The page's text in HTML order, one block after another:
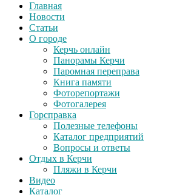
Главная
Новости
Статьи
О городе
Керчь онлайн
Панорамы Керчи
Паромная переправа
Книга памяти
Фоторепортажи
Фотогалерея
Горсправка
Полезные телефоны
Каталог предприятий
Вопросы и ответы
Отдых в Керчи
Пляжи в Керчи
Видео
Каталог